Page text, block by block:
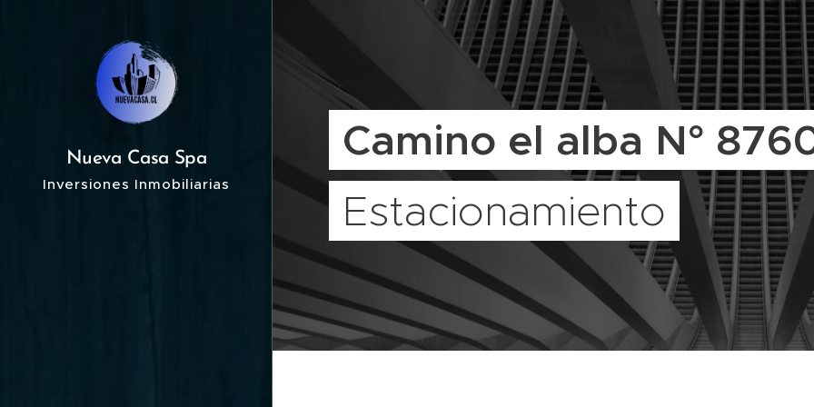
Nueva Casa Spa
Inversiones Inmobiliarias
Camino el alba N°
Estacionamiento